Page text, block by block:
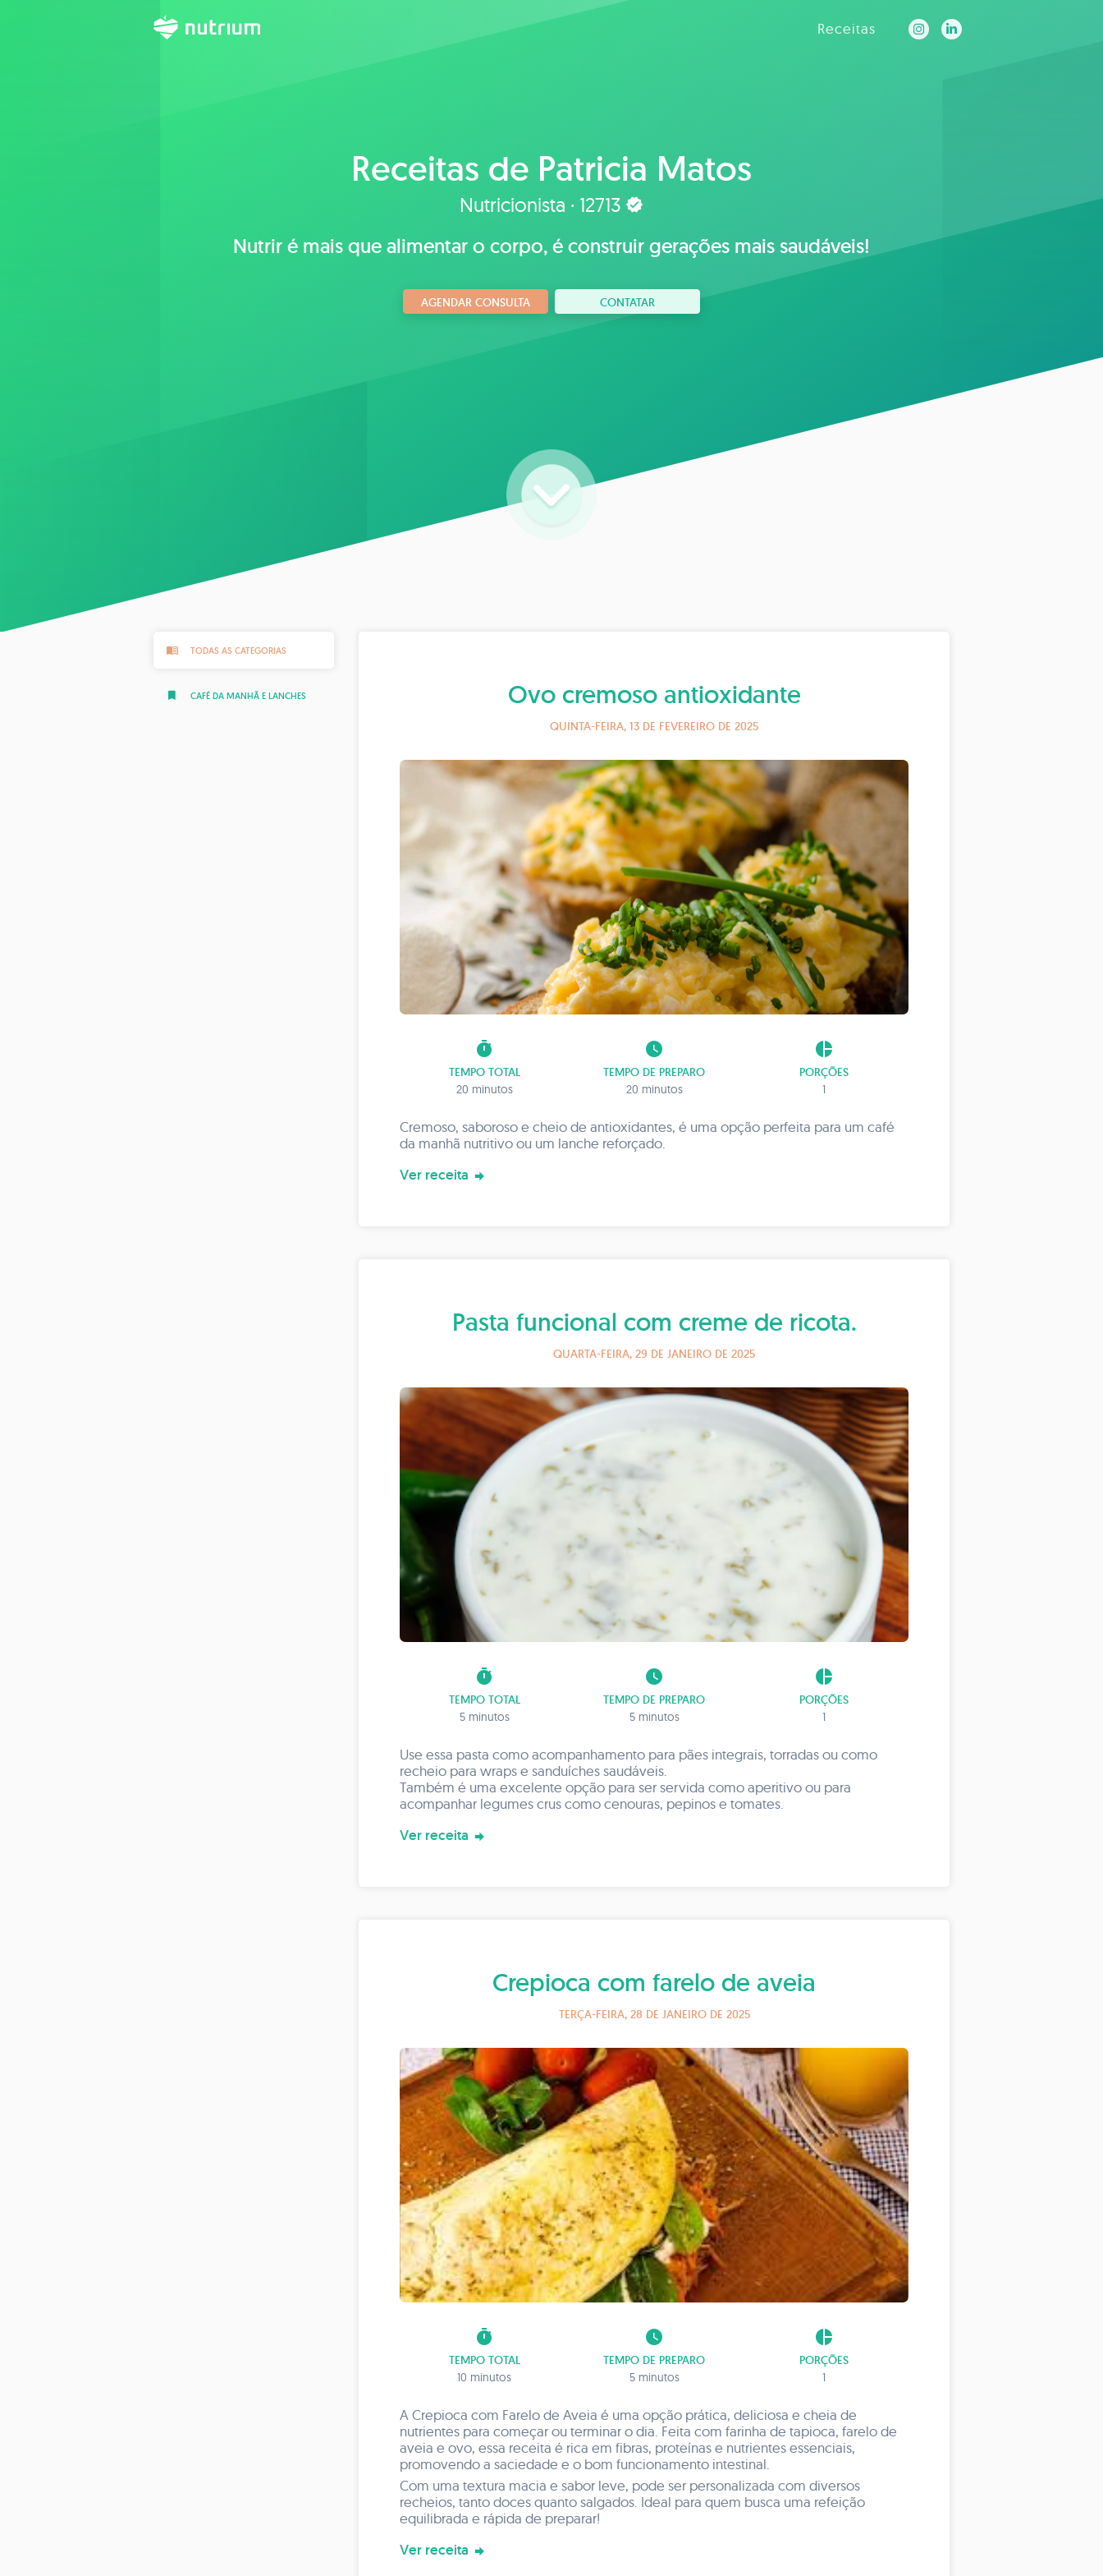
Receitas
Receitas de Patricia Matos
Nutricionista · 12713
Nutrir é mais que alimentar o corpo, é construir gerações mais saudáveis!
AGENDAR CONSULTA CONTATAR
TODAS AS CATEGORIAS
CAFÉ DA MANHÃ E LANCHES Ovo cremoso antioxidante
QUINTA-FEIRA, 13 DE FEVEREIRO DE 2025
timer
TEMPO TOTAL
20 minutos
watch_later
TEMPO DE PREPARO
20 minutos
pie_chart
PORÇÕES
1
Cremoso, saboroso e cheio de antioxidantes, é uma opção perfeita para um café
da manhã nutritivo ou um lanche reforçado.
Ver receita
Pasta funcional com creme de ricota.
QUARTA-FEIRA, 29 DE JANEIRO DE 2025
timer
TEMPO TOTAL
5 minutos
watch_later
TEMPO DE PREPARO
5 minutos
pie_chart
PORÇÕES
1
Use essa pasta como acompanhamento para pães integrais, torradas ou como
recheio para wraps e sanduíches saudáveis.
Também é uma excelente opção para ser servida como aperitivo ou para
acompanhar legumes crus como cenouras, pepinos e tomates.
Ver receita
Crepioca com farelo de aveia
TERÇA-FEIRA, 28 DE JANEIRO DE 2025
timer
TEMPO TOTAL
10 minutos
watch_later
TEMPO DE PREPARO
5 minutos
pie_chart
PORÇÕES
1
A Crepioca com Farelo de Aveia é uma opção prática, deliciosa e cheia de
nutrientes para começar ou terminar o dia. Feita com farinha de tapioca, farelo de
aveia e ovo, essa receita é rica em fibras, proteínas e nutrientes essenciais,
promovendo a saciedade e o bom funcionamento intestinal.
Com uma textura macia e sabor leve, pode ser personalizada com diversos
recheios, tanto doces quanto salgados. Ideal para quem busca uma refeição
equilibrada e rápida de preparar!
Ver receita